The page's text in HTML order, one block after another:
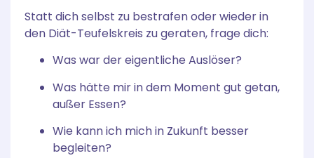
Statt dich selbst zu bestrafen oder wieder in
den Diät-Teufelskreis zu geraten, frage dich:
Was war der eigentliche Auslöser?
Was hätte mir in dem Moment gut getan,
außer Essen?
Wie kann ich mich in Zukunft besser
begleiten?